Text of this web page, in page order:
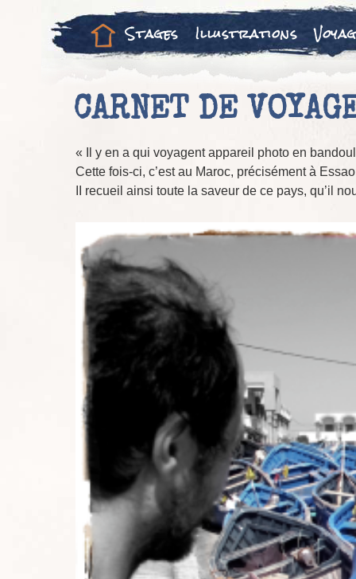
Stages Illustrations
CARNET DE
« Il y en a qui voyagent appareil photo en
Cette fois-ci, c’est au Maroc, précisément à
II recueil ainsi toute la saveur de ce pays, qu’il